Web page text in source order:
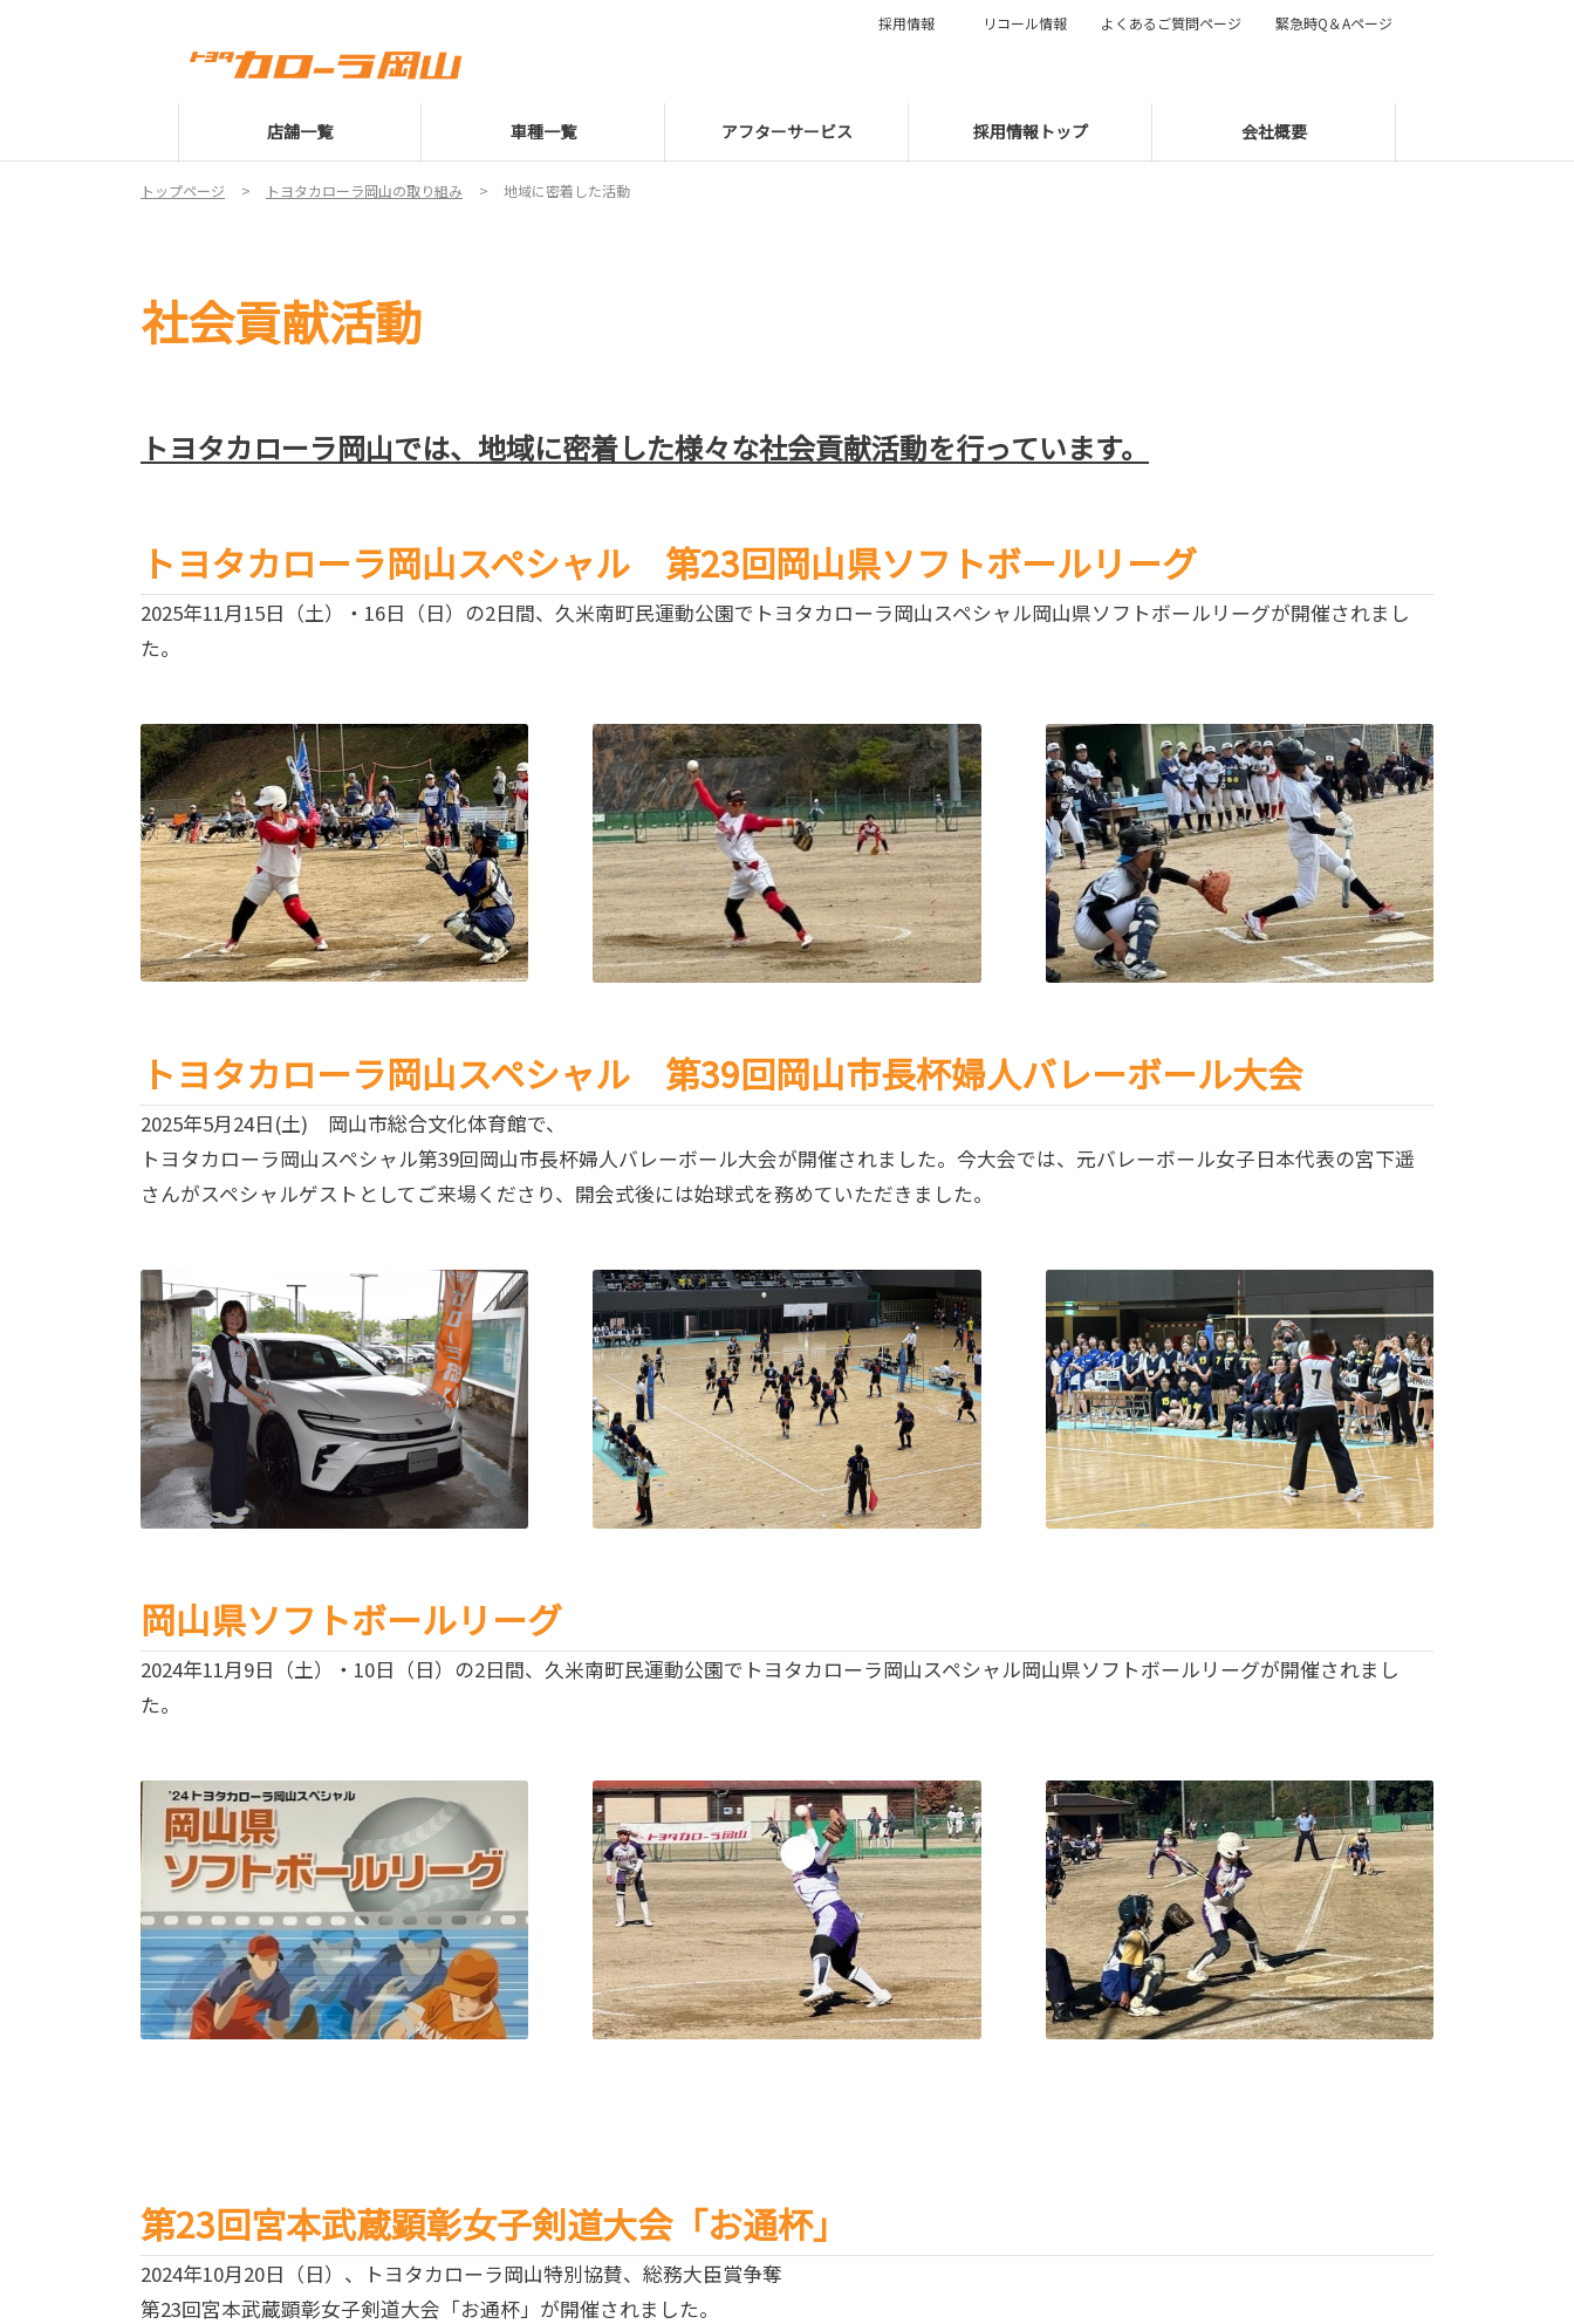
店舗一覧 車種一覧 アフターサービス 採用情報トップ 会社概要
採用情報 リコール情報 よくあるご質問ページ 緊急時Q＆Aページ
トップページ トヨタカローラ岡山の取り組み 地域に密着した活動
社会貢献活動
トヨタカローラ岡山では、地域に密着した様々な社会貢献活動を行っています。
トヨタカローラ岡山スペシャル 第23回岡山県ソフトボールリーグ
2025年11月15日（土）・16日（日）の2日間、久米南町民運動公園でトヨタカローラ岡山スペシャル岡山県ソフトボールリーグが開催されまし
た。
トヨタカローラ岡山スペシャル 第39回岡山市長杯婦人バレーボール大会
2025年5月24日(土) 岡山市総合文化体育館で、
トヨタカローラ岡山スペシャル第39回岡山市長杯婦人バレーボール大会が開催されました。今大会では、元バレーボール女子日本代表の宮下遥
さんがスペシャルゲストとしてご来場くださり、開会式後には始球式を務めていただきました。
岡山県ソフトボールリーグ
2024年11月9日（土）・10日（日）の2日間、久米南町民運動公園でトヨタカローラ岡山スペシャル岡山県ソフトボールリーグが開催されまし
た。
第23回宮本武蔵顕彰女子剣道大会「お通杯」
2024年10月20日（日）、トヨタカローラ岡山特別協賛、総務大臣賞争奪
第23回宮本武蔵顕彰女子剣道大会「お通杯」が開催されました。